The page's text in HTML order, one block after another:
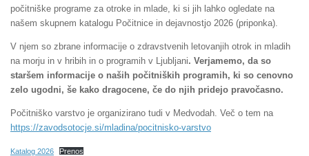
počitniške programe za otroke in mlade, ki si jih lahko ogledate na
našem skupnem katalogu Počitnice in dejavnostjo 2026 (priponka).
V njem so zbrane informacije o zdravstvenih letovanjih otrok in mladih
na morju in v hribih in o programih v Ljubljani. Verjamemo, da so
staršem informacije o naših počitniških programih, ki so cenovno
zelo ugodni, še kako dragocene, če do njih pridejo pravočasno.
Počitniško varstvo je organizirano tudi v Medvodah. Več o tem na
https://zavodsotocje.si/mladina/pocitnisko-varstvo
Katalog 2026 Prenos